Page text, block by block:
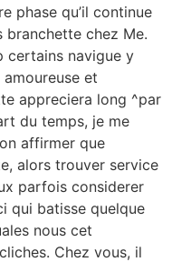
phase qu’il continue
branchette chez Me.
certains navigue y
et
appreciera long ^par
du temps, je me
affirmer que
alors trouver service
parfois considerer
qui batisse quelque
nous cet
Chez vous, il